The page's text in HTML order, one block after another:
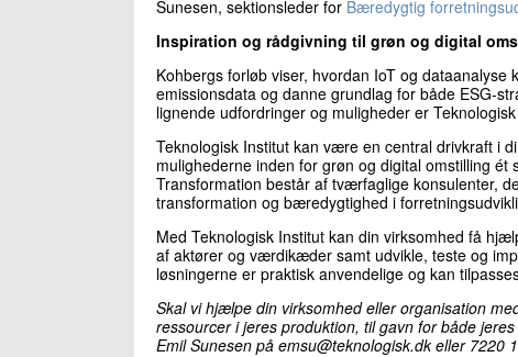
Sunesen, sektionsleder for Bæredygtig
Inspiration og rådgivning til grøn og digital
Kohbergs forløb viser, hvordan IoT og
emissionsdata og danne grundlag for både ESG-
lignende udfordringer og muligheder er
Teknologisk Institut kan være en central drivkraft i
mulighederne inden for grøn og digital omstilling
Transformation består af tværfaglige konsulenter,
transformation og bæredygtighed i
Med Teknologisk Institut kan din virksomhed få
af aktører og værdikæder samt udvikle, teste og
løsningerne er praktisk anvendelige og kan
Skal vi hjælpe din virksomhed eller organisation
ressourcer i jeres produktion, til gavn for både
Emil Sunesen på emsu@teknologisk.dk eller 7220